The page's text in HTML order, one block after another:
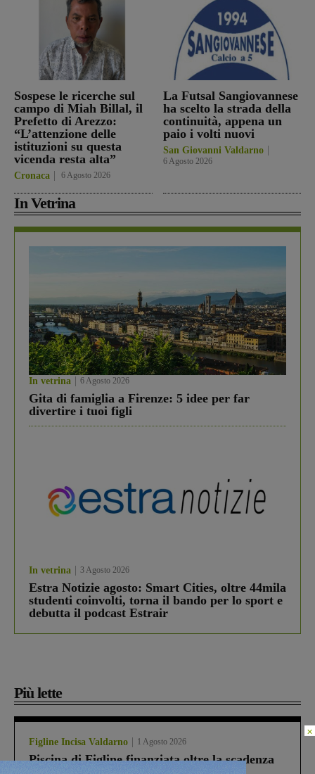
Sospese le ricerche sul
campo di Miah Billal, il
Prefetto di Arezzo:
“L’attenzione delle
istituzioni su questa
vicenda resta alta”
Cronaca 6 Agosto 2026
La Futsal Sangiovannese
ha scelto la strada della
continuità, appena un
paio i volti nuovi
San Giovanni Valdarno
6 Agosto 2026
In Vetrina
In vetrina 6 Agosto 2026
Gita di famiglia a Firenze: 5 idee per far
divertire i tuoi figli
In vetrina 3 Agosto 2026
Estra Notizie agosto: Smart Cities, oltre 44mila
studenti coinvolti, torna il bando per lo sport e
debutta il podcast Estrair
Più lette
Figline Incisa Valdarno 1 Agosto 2026
Piscina di Figline finanziata oltre la scadenza
×